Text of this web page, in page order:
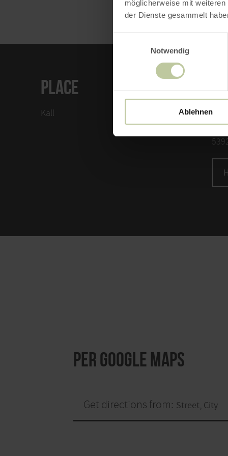
möglicherweise mit
der Dienste gesammelt
Notwendig
Ablehnen
PLACE
Kall
per Google Maps
Get directions from: